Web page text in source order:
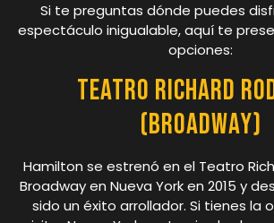
Si te preguntas dónde puedes
espectáculo inigualable, aquí te
opciones:
Teatro Richard
(Broadway)
Hamilton se estrenó en el Teatro
Broadway en Nueva York en 2015 y
sido un éxito arrollador. Si tienes la